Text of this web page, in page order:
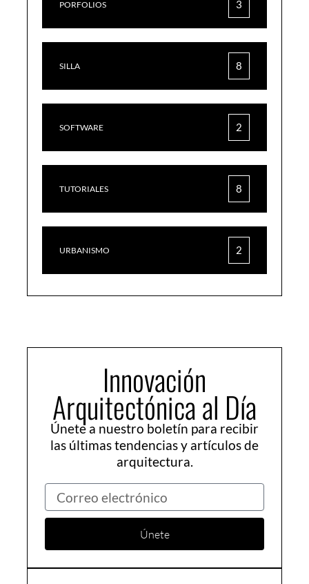
PORFOLIOS 3
SILLA 8
SOFTWARE 2
TUTORIALES 8
URBANISMO 2
Innovación
Arquitectónica al Día
Únete a nuestro boletín para recibir
las últimas tendencias y artículos de
arquitectura.
Correo
electrónico
Únete